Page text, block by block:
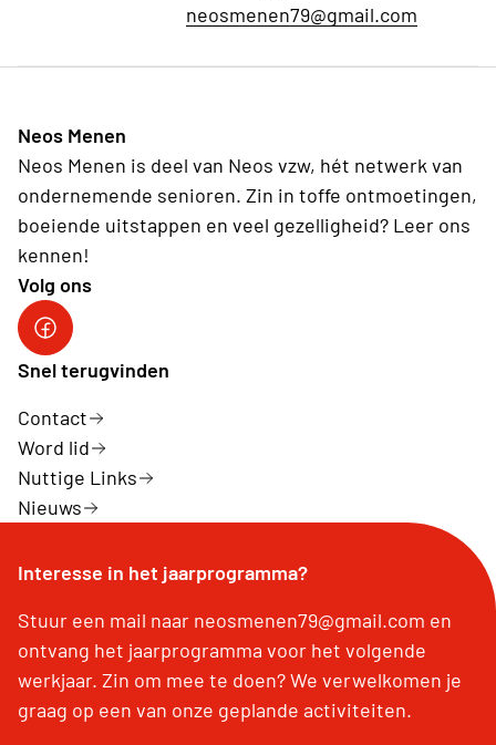
neosmenen79@gmail.com
Neos Menen
Neos Menen is deel van Neos vzw, hét netwerk van
ondernemende senioren. Zin in toffe ontmoetingen,
boeiende uitstappen en veel gezelligheid? Leer ons
kennen!
Volg ons
Snel terugvinden
Contact
Word lid
Nuttige Links
Nieuws
Interesse in het jaarprogramma?
Stuur een mail naar neosmenen79@gmail.com en
ontvang het jaarprogramma voor het volgende
werkjaar. Zin om mee te doen? We verwelkomen je
graag op een van onze geplande activiteiten.